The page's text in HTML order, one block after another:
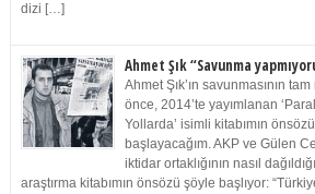
dizi […]
Ahmet Şık “Savunma
Ahmet Şık’ın savunmasının
önce, 2014’te yayımlanan
Yollarda’ isimli kitabımın
başlayacağım. AKP ve Gülen
iktidar ortaklığının nasıl
araştırma kitabımın önsözü şöyle başlıyor: